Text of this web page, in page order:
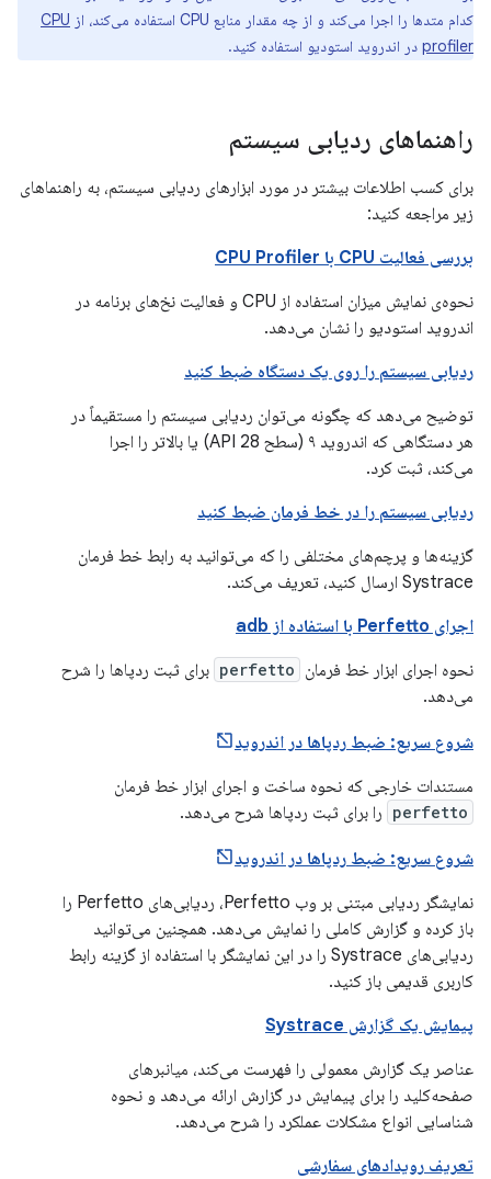
کدام متدها را اجرا می‌کند و از چه مقدار منابع CPU استفاده می‌کند، از
CPU
profiler در اندروید استودیو استفاده کنید.
راهنماهای ردیابی سیستم
برای کسب اطلاعات بیشتر در مورد ابزارهای ردیابی سیستم، به راهنماهای
زیر مراجعه کنید:
بررسی فعالیت CPU با CPU Profiler
نحوه‌ی نمایش میزان استفاده از CPU و فعالیت نخ‌های برنامه در
اندروید استودیو را نشان می‌دهد.
ردیابی سیستم را روی یک دستگاه ضبط کنید
توضیح می‌دهد که چگونه می‌توان ردیابی سیستم را مستقیماً در
هر دستگاهی که اندروید ۹ (سطح API 28) یا بالاتر را اجرا
می‌کند، ثبت کرد.
ردیابی سیستم را در خط فرمان ضبط کنید
گزینه‌ها و پرچم‌های مختلفی را که می‌توانید به رابط خط فرمان
Systrace ارسال کنید، تعریف می‌کند.
اجرای Perfetto با استفاده از adb
نحوه اجرای ابزار خط فرمان perfetto برای ثبت ردپاها را شرح
می‌دهد.
شروع سریع: ضبط ردپاها در اندروید
مستندات خارجی که نحوه ساخت و اجرای ابزار خط فرمان
perfetto را برای ثبت ردپاها شرح می‌دهد.
شروع سریع: ضبط ردپاها در اندروید
نمایشگر ردیابی مبتنی بر وب Perfetto، ردیابی‌های Perfetto را
باز کرده و گزارش کاملی را نمایش می‌دهد. همچنین می‌توانید
ردیابی‌های Systrace را در این نمایشگر با استفاده از گزینه رابط
کاربری قدیمی باز کنید.
پیمایش یک گزارش Systrace
عناصر یک گزارش معمولی را فهرست می‌کند، میانبرهای
صفحه‌کلید را برای پیمایش در گزارش ارائه می‌دهد و نحوه
شناسایی انواع مشکلات عملکرد را شرح می‌دهد.
تعریف رویدادهای سفارشی